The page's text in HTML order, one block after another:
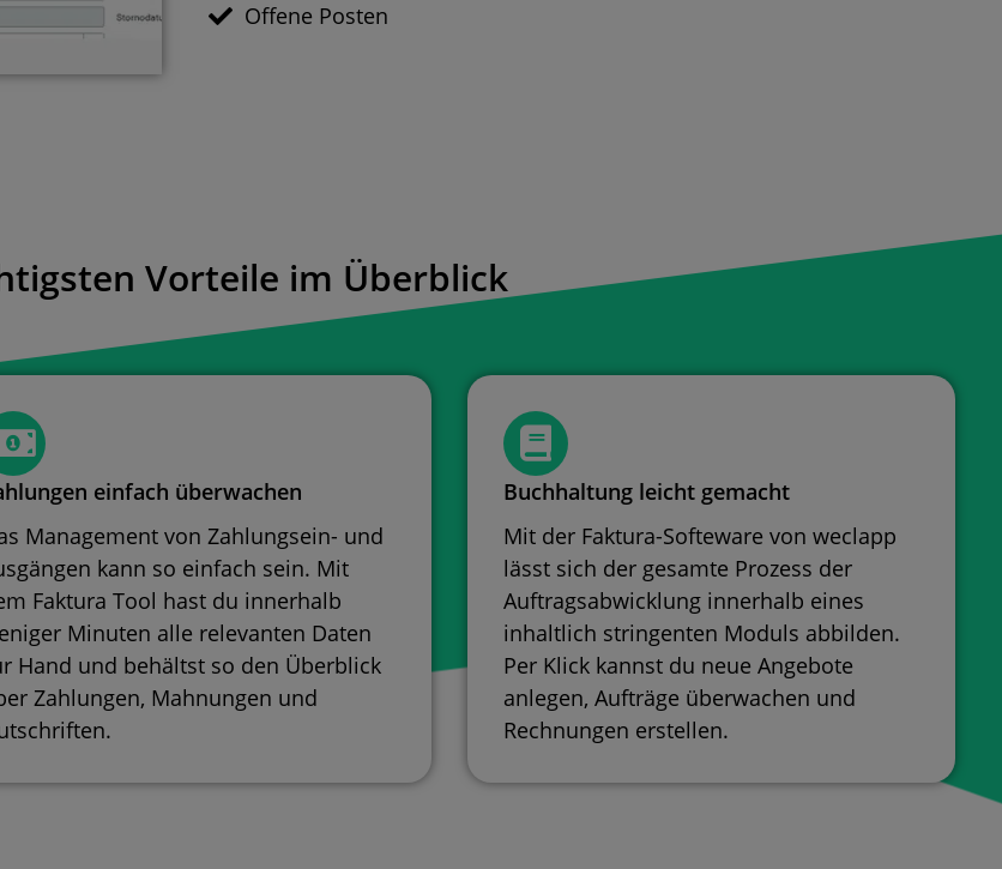
Offene Posten
Vorteile im Überblick
einfach überwachen
Management von Zahlungsein- und
kann so einfach sein. Mit
Faktura Tool hast du innerhalb
Minuten alle relevanten Daten
Hand und behältst so den Überblick
Zahlungen, Mahnungen und
Buchhaltung leicht gemacht
Mit der Faktura-Softeware von weclapp
lässt sich der gesamte Prozess der
Auftragsabwicklung innerhalb eines
inhaltlich stringenten Moduls abbilden.
Per Klick kannst du neue Angebote
anlegen, Aufträge überwachen und
Rechnungen erstellen.